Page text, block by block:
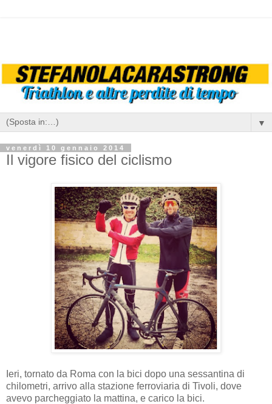
▼
venerdì 10 gennaio 2014
Il vigore fisico del ciclismo
Ieri, tornato da Roma con la bici dopo una sessantina di
chilometri, arrivo alla stazione ferroviaria di Tivoli, dove
avevo parcheggiato la mattina, e carico la bici.